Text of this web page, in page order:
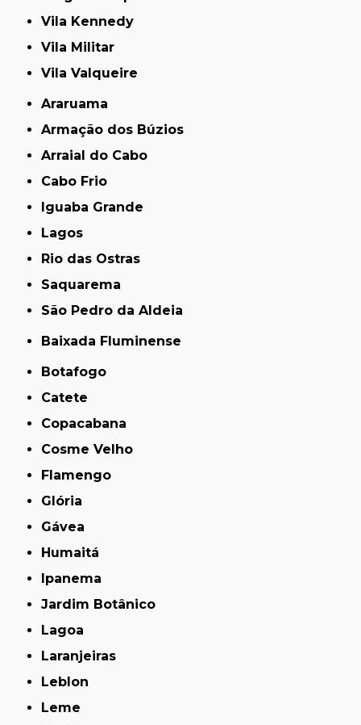
Vila Kennedy
Vila Militar
Vila Valqueire
Araruama
Armação dos Búzios
Arraial do Cabo
Cabo Frio
Iguaba Grande
Lagos
Rio das Ostras
Saquarema
São Pedro da Aldeia
Baixada Fluminense
Botafogo
Catete
Copacabana
Cosme Velho
Flamengo
Glória
Gávea
Humaitá
Ipanema
Jardim Botânico
Lagoa
Laranjeiras
Leblon
Leme